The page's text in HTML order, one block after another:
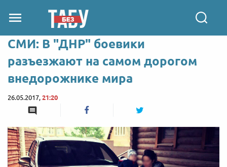
СМИ: В "ДНР" боевики
разъезжают на самом дорогом
внедорожнике мира
26.05.2017, 21:20